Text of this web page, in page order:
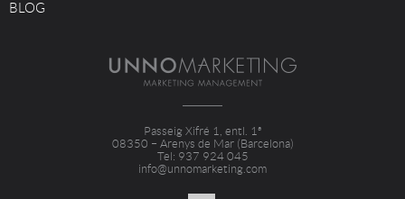
BLOG
Passeig Xifré 1, entl. 1ª
08350 – Arenys de Mar (Barcelona)
Tel: 937 924 045
info@unnomarketing.com